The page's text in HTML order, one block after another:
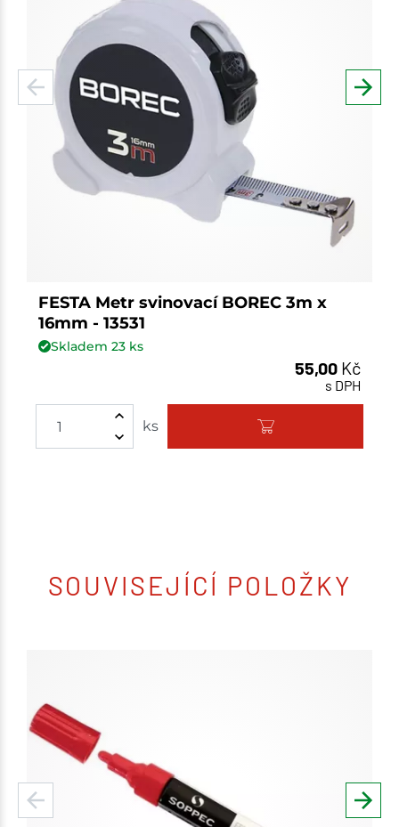
FESTA Metr svinovací BOREC 3m x
16mm - 13531
Skladem 23ks
55,00 Kč
s DPH
ks
SOUVISEJÍCÍ POLOŽKY